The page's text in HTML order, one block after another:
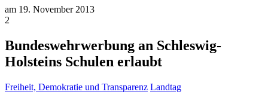
am 19. November 2013
2
Bundeswehrwerbung an Schleswig-
Holsteins Schulen erlaubt
Freiheit, Demokratie und Transparenz Landtag